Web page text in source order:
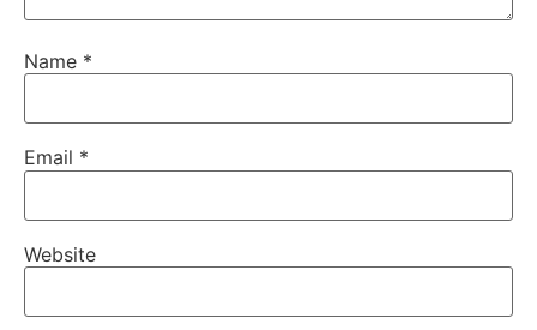
Name *
Email *
Website